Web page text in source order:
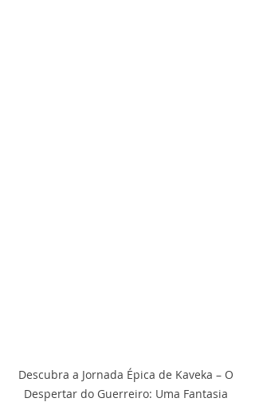
Descubra a Jornada Épica de Kaveka – O
Despertar do Guerreiro: Uma Fantasia